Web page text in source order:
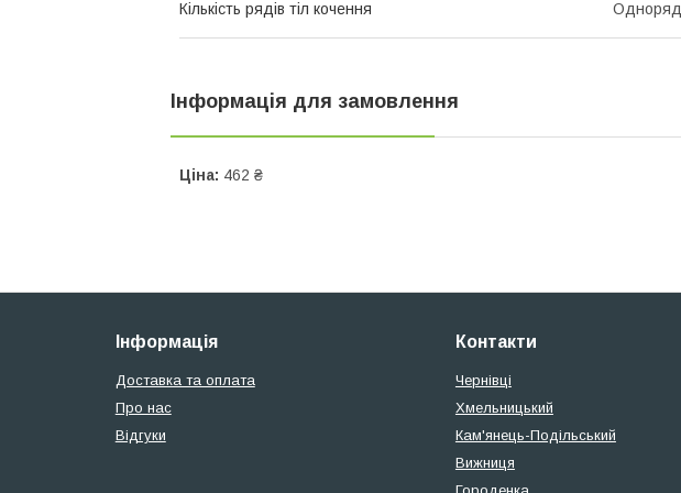
Кількість рядів тіл кочення
Інформація для замовлення
Ціна: 462 ₴
Інформація
Доставка та оплата
Про нас
Відгуки
Контакти
Чернівці
Хмельницький
Кам'янець-Подільський
Вижниця